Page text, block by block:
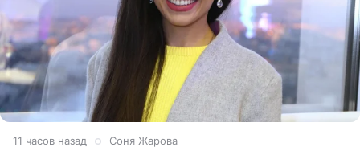
11 часов назад Соня Жарова